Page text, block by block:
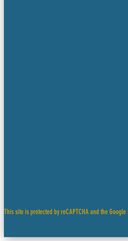
This site is protected by reCAPTCHA and the Google